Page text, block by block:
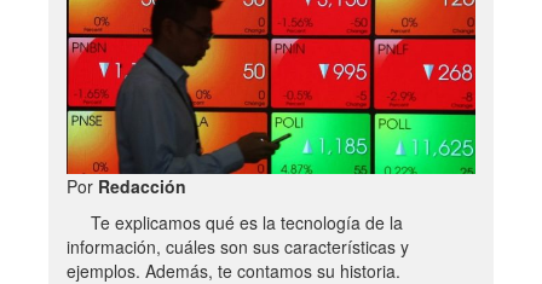
Por Redacción
Te explicamos qué es la tecnología de la
información, cuáles son sus características y
ejemplos. Además, te contamos su historia.